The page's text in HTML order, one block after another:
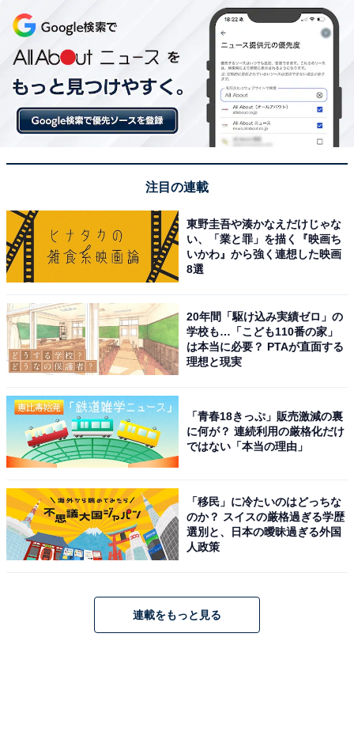
注目の連載
東野圭吾や湊かなえだけじゃな
い、「業と罪」を描く『映画ち
いかわ』から強く連想した映画
8選
20年間「駆け込み実績ゼロ」の
学校も…「こども110番の家」
は本当に必要？ PTAが直面する
理想と現実
「青春18きっぷ」販売激減の裏
に何が？ 連続利用の厳格化だけ
ではない「本当の理由」
「移民」に冷たいのはどっちな
のか？ スイスの厳格過ぎる学歴
選別と、日本の曖昧過ぎる外国
人政策
連載をもっと見る